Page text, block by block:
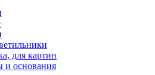
для картин
и основания